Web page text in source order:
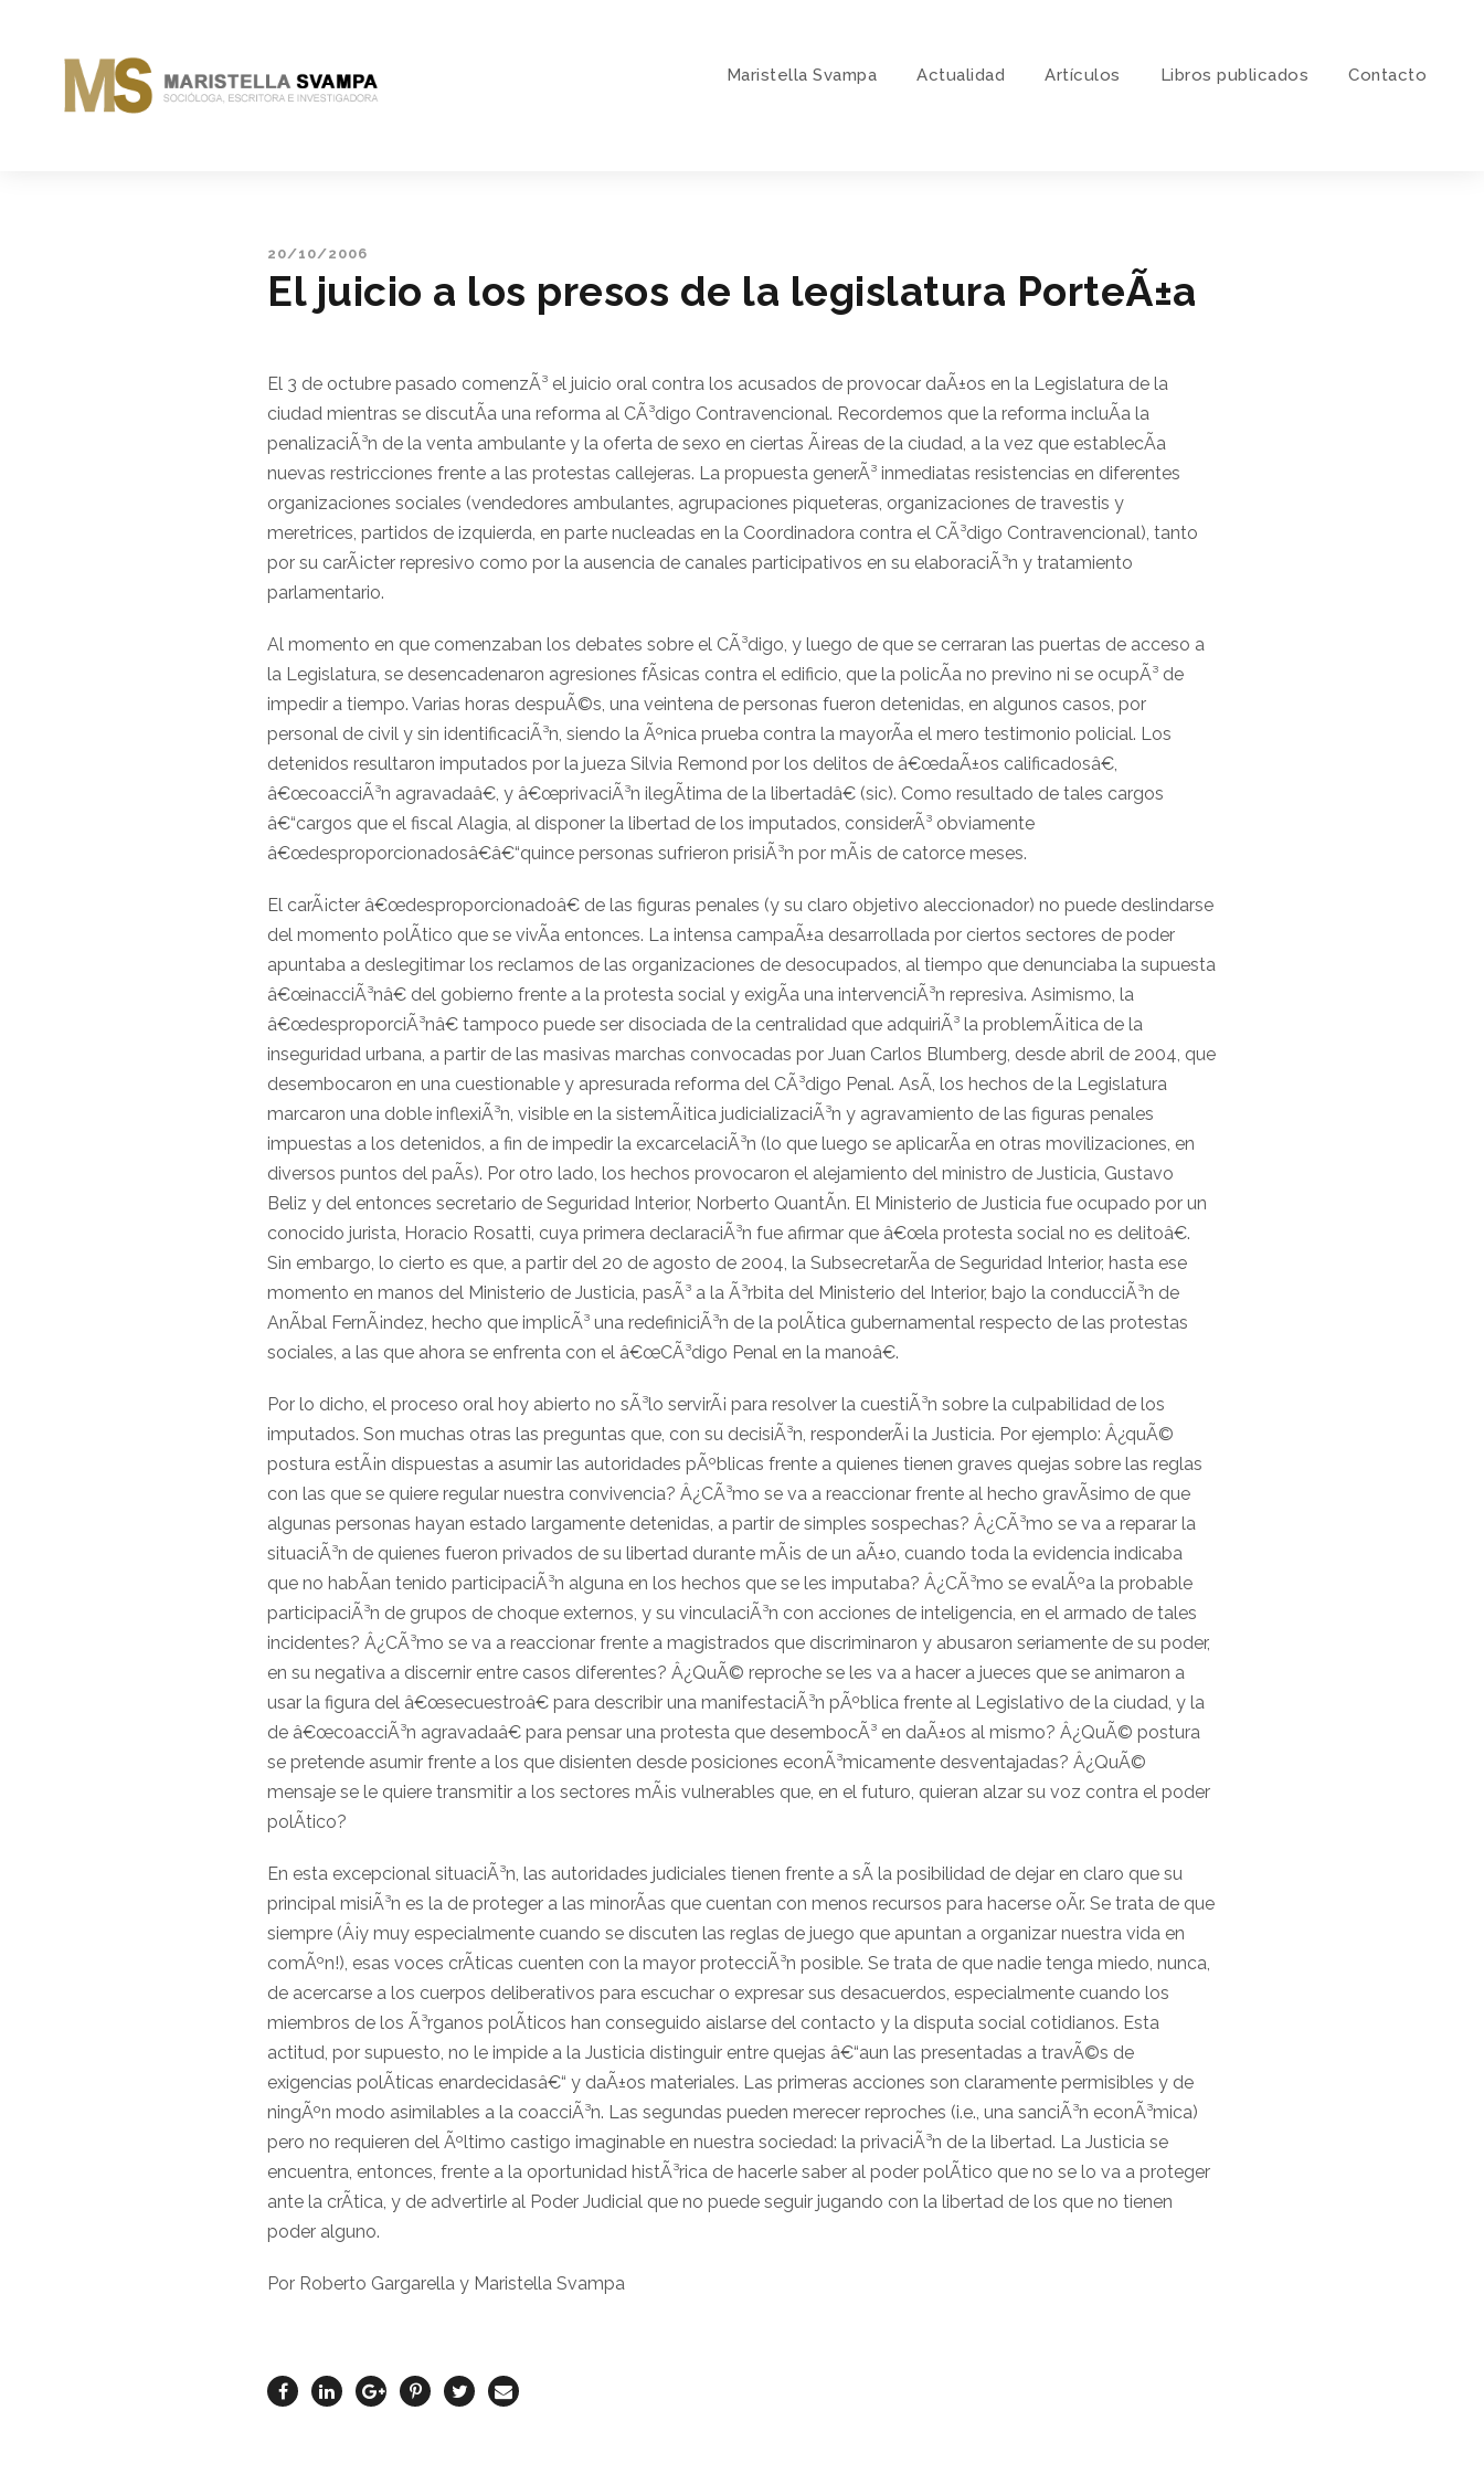
Maristella Svampa Actualidad Artí­culos Libros publicados Contacto
20/10/2006
El juicio a los presos de la legislatura PorteÃ±a
El 3 de octubre pasado comenzÃ³ el juicio oral contra los acusados de provocar daÃ±os en la Legislatura de la
ciudad mientras se discutÃ­a una reforma al CÃ³digo Contravencional. Recordemos que la reforma incluÃ­a la
penalizaciÃ³n de la venta ambulante y la oferta de sexo en ciertas Ã¡reas de la ciudad, a la vez que establecÃ­a
nuevas restricciones frente a las protestas callejeras. La propuesta generÃ³ inmediatas resistencias en diferentes
organizaciones sociales (vendedores ambulantes, agrupaciones piqueteras, organizaciones de travestis y
meretrices, partidos de izquierda, en parte nucleadas en la Coordinadora contra el CÃ³digo Contravencional), tanto
por su carÃ¡cter represivo como por la ausencia de canales participativos en su elaboraciÃ³n y tratamiento
parlamentario.
Al momento en que comenzaban los debates sobre el CÃ³digo, y luego de que se cerraran las puertas de acceso a
la Legislatura, se desencadenaron agresiones fÃ­sicas contra el edificio, que la policÃ­a no previno ni se ocupÃ³ de
impedir a tiempo. Varias horas despuÃ©s, una veintena de personas fueron detenidas, en algunos casos, por
personal de civil y sin identificaciÃ³n, siendo la Ãºnica prueba contra la mayorÃ­a el mero testimonio policial. Los
detenidos resultaron imputados por la jueza Silvia Remond por los delitos de â€œdaÃ±os calificadosâ€,
â€œcoacciÃ³n agravadaâ€, y â€œprivaciÃ³n ilegÃ­tima de la libertadâ€ (sic). Como resultado de tales cargos
â€“cargos que el fiscal Alagia, al disponer la libertad de los imputados, considerÃ³ obviamente
â€œdesproporcionadosâ€â€“quince personas sufrieron prisiÃ³n por mÃ¡s de catorce meses.
El carÃ¡cter â€œdesproporcionadoâ€ de las figuras penales (y su claro objetivo aleccionador) no puede deslindarse
del momento polÃ­tico que se vivÃ­a entonces. La intensa campaÃ±a desarrollada por ciertos sectores de poder
apuntaba a deslegitimar los reclamos de las organizaciones de desocupados, al tiempo que denunciaba la supuesta
â€œinacciÃ³nâ€ del gobierno frente a la protesta social y exigÃ­a una intervenciÃ³n represiva. Asimismo, la
â€œdesproporciÃ³nâ€ tampoco puede ser disociada de la centralidad que adquiriÃ³ la problemÃ¡tica de la
inseguridad urbana, a partir de las masivas marchas convocadas por Juan Carlos Blumberg, desde abril de 2004, que
desembocaron en una cuestionable y apresurada reforma del CÃ³digo Penal. AsÃ­, los hechos de la Legislatura
marcaron una doble inflexiÃ³n, visible en la sistemÃ¡tica judicializaciÃ³n y agravamiento de las figuras penales
impuestas a los detenidos, a fin de impedir la excarcelaciÃ³n (lo que luego se aplicarÃ­a en otras movilizaciones, en
diversos puntos del paÃ­s). Por otro lado, los hechos provocaron el alejamiento del ministro de Justicia, Gustavo
Beliz y del entonces secretario de Seguridad Interior, Norberto QuantÃ­n. El Ministerio de Justicia fue ocupado por un
conocido jurista, Horacio Rosatti, cuya primera declaraciÃ³n fue afirmar que â€œla protesta social no es delitoâ€.
Sin embargo, lo cierto es que, a partir del 20 de agosto de 2004, la SubsecretarÃ­a de Seguridad Interior, hasta ese
momento en manos del Ministerio de Justicia, pasÃ³ a la Ã³rbita del Ministerio del Interior, bajo la conducciÃ³n de
AnÃ­bal FernÃ¡ndez, hecho que implicÃ³ una redefiniciÃ³n de la polÃ­tica gubernamental respecto de las protestas
sociales, a las que ahora se enfrenta con el â€œCÃ³digo Penal en la manoâ€.
Por lo dicho, el proceso oral hoy abierto no sÃ³lo servirÃ¡ para resolver la cuestiÃ³n sobre la culpabilidad de los
imputados. Son muchas otras las preguntas que, con su decisiÃ³n, responderÃ¡ la Justicia. Por ejemplo: Â¿quÃ©
postura estÃ¡n dispuestas a asumir las autoridades pÃºblicas frente a quienes tienen graves quejas sobre las reglas
con las que se quiere regular nuestra convivencia? Â¿CÃ³mo se va a reaccionar frente al hecho gravÃ­simo de que
algunas personas hayan estado largamente detenidas, a partir de simples sospechas? Â¿CÃ³mo se va a reparar la
situaciÃ³n de quienes fueron privados de su libertad durante mÃ¡s de un aÃ±o, cuando toda la evidencia indicaba
que no habÃ­an tenido participaciÃ³n alguna en los hechos que se les imputaba? Â¿CÃ³mo se evalÃºa la probable
participaciÃ³n de grupos de choque externos, y su vinculaciÃ³n con acciones de inteligencia, en el armado de tales
incidentes? Â¿CÃ³mo se va a reaccionar frente a magistrados que discriminaron y abusaron seriamente de su poder,
en su negativa a discernir entre casos diferentes? Â¿QuÃ© reproche se les va a hacer a jueces que se animaron a
usar la figura del â€œsecuestroâ€ para describir una manifestaciÃ³n pÃºblica frente al Legislativo de la ciudad, y la
de â€œcoacciÃ³n agravadaâ€ para pensar una protesta que desembocÃ³ en daÃ±os al mismo? Â¿QuÃ© postura
se pretende asumir frente a los que disienten desde posiciones econÃ³micamente desventajadas? Â¿QuÃ©
mensaje se le quiere transmitir a los sectores mÃ¡s vulnerables que, en el futuro, quieran alzar su voz contra el poder
polÃ­tico?
En esta excepcional situaciÃ³n, las autoridades judiciales tienen frente a sÃ­ la posibilidad de dejar en claro que su
principal misiÃ³n es la de proteger a las minorÃ­as que cuentan con menos recursos para hacerse oÃ­r. Se trata de que
siempre (Â¡y muy especialmente cuando se discuten las reglas de juego que apuntan a organizar nuestra vida en
comÃºn!), esas voces crÃ­ticas cuenten con la mayor protecciÃ³n posible. Se trata de que nadie tenga miedo, nunca,
de acercarse a los cuerpos deliberativos para escuchar o expresar sus desacuerdos, especialmente cuando los
miembros de los Ã³rganos polÃ­ticos han conseguido aislarse del contacto y la disputa social cotidianos. Esta
actitud, por supuesto, no le impide a la Justicia distinguir entre quejas â€“aun las presentadas a travÃ©s de
exigencias polÃ­ticas enardecidasâ€“ y daÃ±os materiales. Las primeras acciones son claramente permisibles y de
ningÃºn modo asimilables a la coacciÃ³n. Las segundas pueden merecer reproches (i.e., una sanciÃ³n econÃ³mica)
pero no requieren del Ãºltimo castigo imaginable en nuestra sociedad: la privaciÃ³n de la libertad. La Justicia se
encuentra, entonces, frente a la oportunidad histÃ³rica de hacerle saber al poder polÃ­tico que no se lo va a proteger
ante la crÃ­tica, y de advertirle al Poder Judicial que no puede seguir jugando con la libertad de los que no tienen
poder alguno.
Por Roberto Gargarella y Maristella Svampa